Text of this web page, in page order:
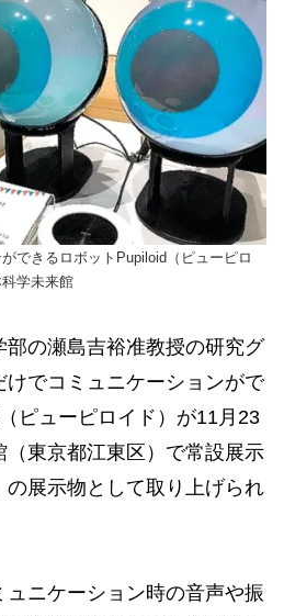
できるロボットPupiloid（ピューピロ
学未来館
の瀬島吉裕准教授の研究グ
けでコミュニケーションがで
ピューピロイド）が11月23
（東京都江東区）で常設展示
の展示物として取り上げられ
ニケーション時の音声や振